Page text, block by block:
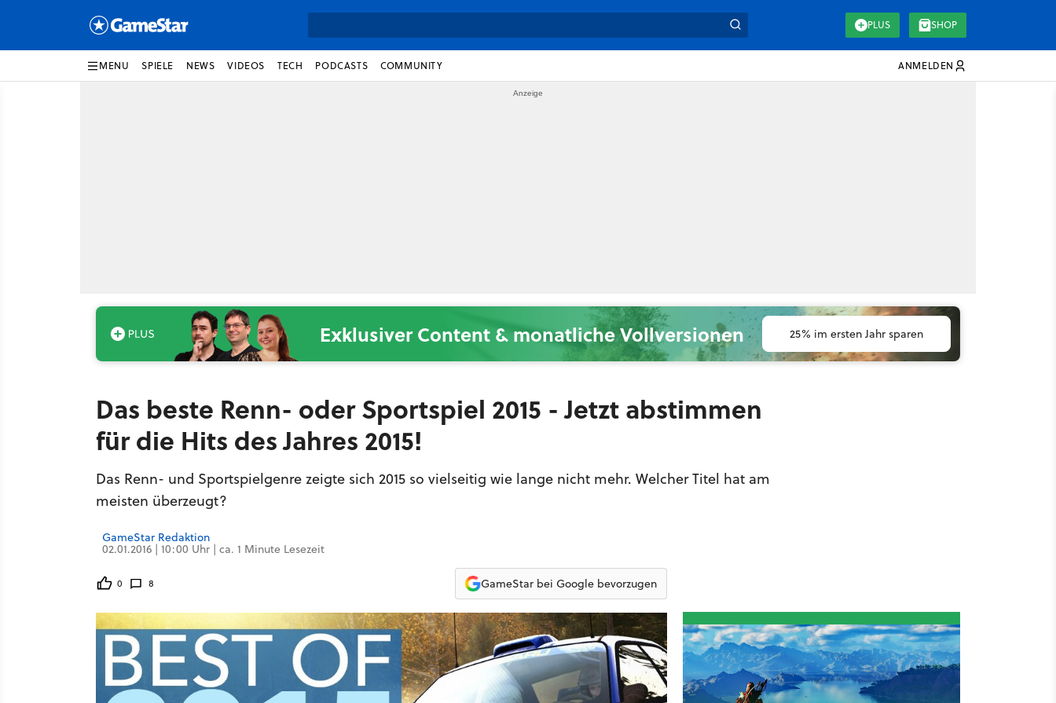
PLUS SHOP
MENU SPIELE NEWS VIDEOS TECH PODCASTS COMMUNITY ANMELDEN
Exklusiver Content & monatliche Vollversionen 25% im ersten Jahr sparen
Das beste Renn- oder Sportspiel 2015 - Jetzt abstimmen
für die Hits des Jahres 2015!
Das Renn- und Sportspielgenre zeigte sich 2015 so vielseitig wie lange nicht mehr. Welcher Titel hat am
meisten überzeugt?
GameStar Redaktion
02.01.2016 | 10:00 Uhr | ca. 1 Minute Lesezeit
0 8 GameStar bei Google bevorzugen